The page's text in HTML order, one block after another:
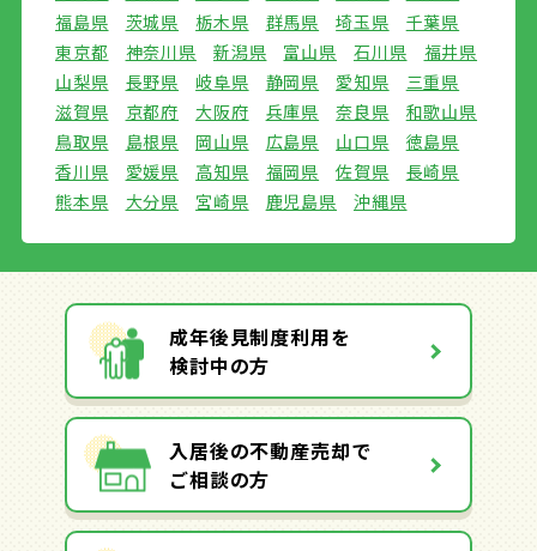
福島県
茨城県 栃木県 群馬県 埼玉県
千葉県
東京都
神奈川県 新潟県 富山県 石川県
福井県
山梨県
長野県 岐阜県 静岡県 愛知県
三重県
滋賀県
京都府 大阪府 兵庫県 奈良県
和歌山県
鳥取県
島根県 岡山県 広島県 山口県
徳島県
香川県
愛媛県 高知県 福岡県 佐賀県
長崎県
熊本県
大分県 宮崎県 鹿児島県 沖縄県
成年後見制度利用を
検討中の方
入居後の不動産売却で
ご相談の方